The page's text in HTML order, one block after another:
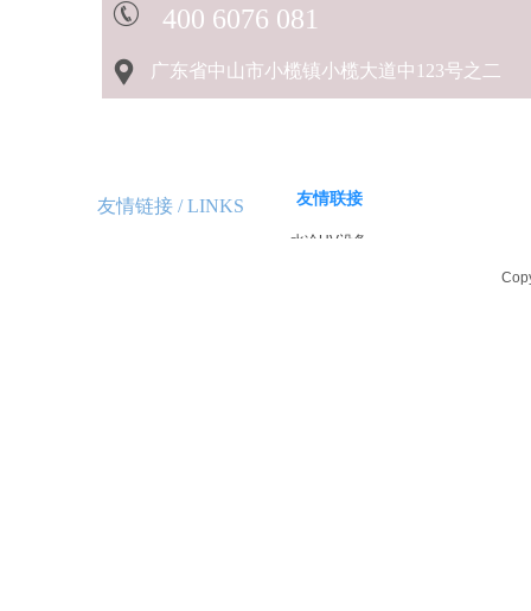
广东省中山市小榄镇小榄大道中123号之二
400 6076 081
友情联接
水冷UV设备
友情链接 /LINKS